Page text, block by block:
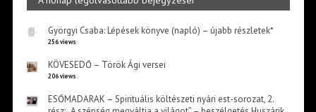
Györgyi Csaba: Lépések könyve (napló) – újabb részletek*
256 views
KÖVESEDŐ – Török Ági versei
206 views
ESŐMADARAK – Spirituális költészeti nyári est-sorozat, 2.